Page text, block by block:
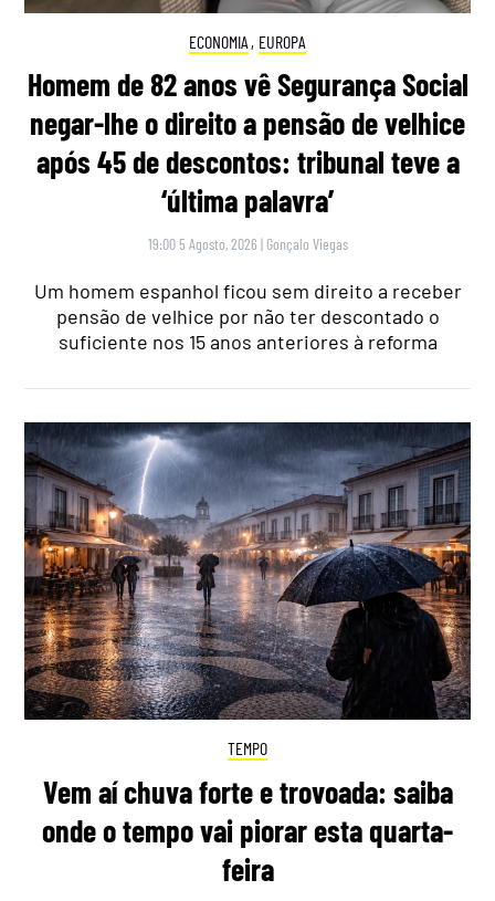
ECONOMIA , EUROPA
Homem de 82 anos vê Segurança Social
negar-lhe o direito a pensão de velhice
após 45 de descontos: tribunal teve a
‘última palavra’
19:00 5 Agosto, 2026 | Gonçalo Viegas
Um homem espanhol ficou sem direito a receber
pensão de velhice por não ter descontado o
suficiente nos 15 anos anteriores à reforma
TEMPO
Vem aí chuva forte e trovoada: saiba
onde o tempo vai piorar esta quarta-
feira